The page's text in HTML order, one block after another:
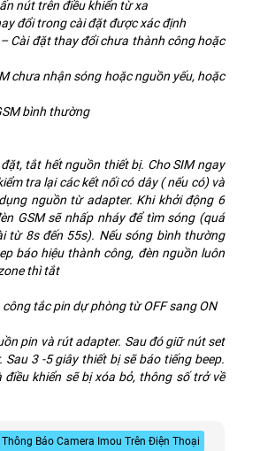
nút trên điều khiển từ xa
đổi trong cài đặt được xác định
– Cài đặt thay đổi chưa thành công hoặc
chưa nhận sóng hoặc nguồn yếu, hoặc
bình thường
tắt hết nguồn thiết bị. Cho SIM ngay
tra lại các kết nối có dây ( nếu có) và
nguồn từ adapter. Khi khởi động 6
GSM sẽ nhấp nháy để tìm sóng (quá
từ 8s đến 55s). Nếu sóng bình thường
báo hiệu thành công, đèn nguồn luôn
thì tắt
tắc pin dự phòng từ OFF sang ON
pin và rút adapter. Sau đó giữ nút set
3 -5 giây thiết bị sẽ báo tiếng beep.
điều khiển sẽ bị xóa bỏ, thông số trở về
Báo Camera Imou Trên Điện Thoại